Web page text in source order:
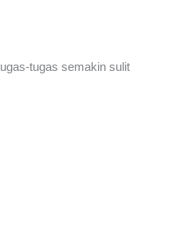
tugas semakin sulit